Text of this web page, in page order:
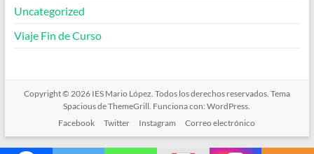
Uncategorized
Viaje Fin de Curso
Copyright © 2026 IES Mario López . Todos los derechos reservados. Tema
Spaciousde ThemeGrill. Funciona con:WordPress
Facebook
Twitter Instagram Correo electrónico